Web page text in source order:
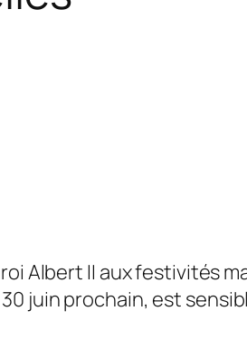
Albert II aux festivités
juin prochain, est